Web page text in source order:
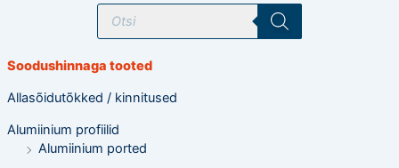
T
o
t
o
t
s
i
n
g
Soodushinnaga tooted
Allasõidutõkked / kinnitused
Alumiinium profiilid
Alumiinium ported